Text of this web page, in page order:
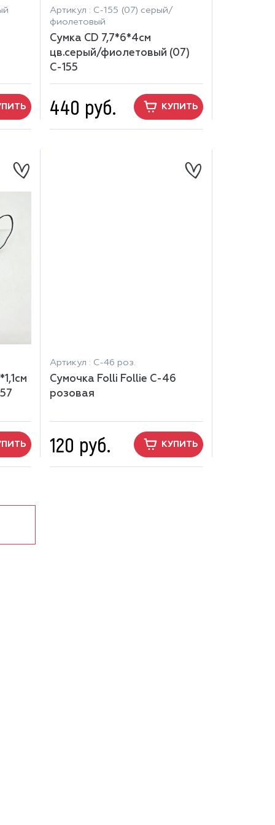
Артикул : С-155 (07) серый/
фиолетовый
Сумка CD 7,7*6*4см
цв.серый/фиолетовый (07)
С-155
440 руб. КУПИТЬ
Артикул : С-46 роз.
Сумочка Folli Follie С-46
розовая
120 руб. КУПИТЬ